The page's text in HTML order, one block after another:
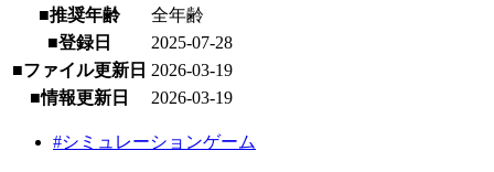
■推奨年齢
全年齢
■登録日
2025-07-28
■ファイル更新日 2026-03-19
■情報更新日
2026-03-19
#シミュレーションゲーム